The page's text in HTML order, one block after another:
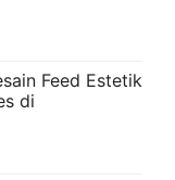
Feed Estetik
di